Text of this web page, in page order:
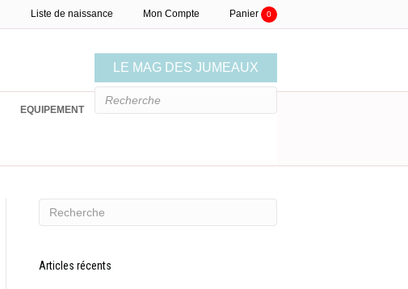
Liste de naissance Mon Compte Panier 0
LE MAG DES JUMEAUX
EQUIPEMENT
Articles récents